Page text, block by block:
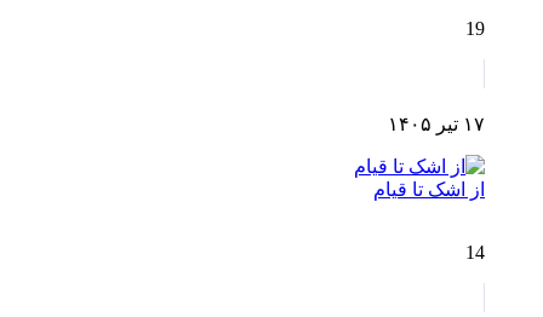
19
۱۷ تیر ۱۴۰۵
از اشک تا قیام
14